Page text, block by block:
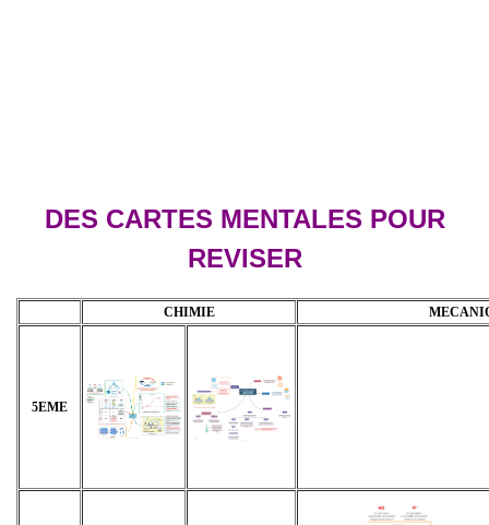
DES CARTES MENTALES POUR
REVISER
CHIMIE
5EME